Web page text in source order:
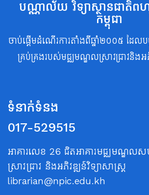
បណ្ណាល័យ វិទ្យាស្ថានជាតិព
កម្ពុជា
ចាប់ផ្តើមដំណើរការតាំងពីឆ្នាំ២០០៥ ដែលបច្
គ្រប់គ្រងរបស់មជ្ឈមណ្ឌលស្រាវជ្រាវនិងអភិ
ទំនាក់ទំនង
017-529515
អាគារលេខ 26 ជិតអាគារមជ្ឈមណ្ឌលស
ស្រាវជ្រាវ និងអភិវឌ្ឍន៍វិទ្យាសាស្ត្រ
librarian@npic.edu.kh